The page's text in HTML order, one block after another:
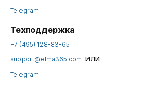
Telegram
Техподдержка
+7 (495) 128-83-65
support@elma365.com или
Telegram